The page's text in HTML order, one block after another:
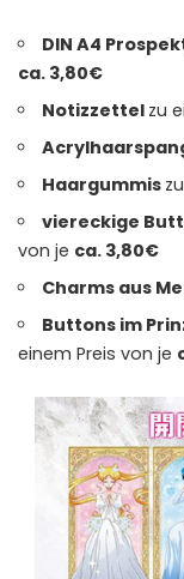
DIN A4
ca. 3,80€
Notizzettel zu
Haargummis
viereckige
von je ca. 3,80€
Charms aus
Buttons im
einem Preis von je